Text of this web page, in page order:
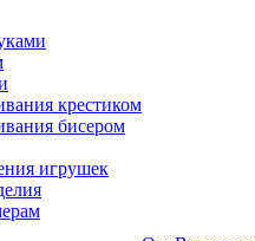
крестиком
бисером
игрушек